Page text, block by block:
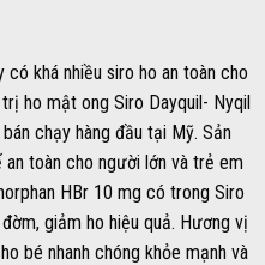
khá nhiều siro ho an toàn cho
ho mật ong Siro Dayquil- Nyqil
chạy hàng đầu tại Mỹ. Sản
toàn cho người lớn và trẻ em
HBr 10 mg có trong Siro
giảm ho hiệu quả. Hương vị
bé nhanh chóng khỏe mạnh và